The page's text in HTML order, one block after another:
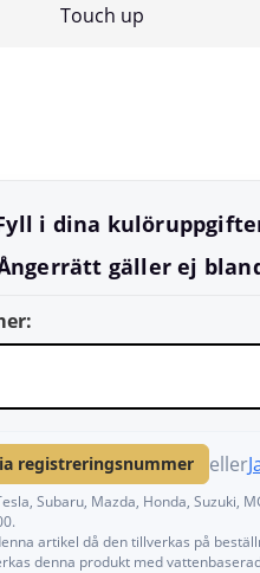
Touch up
i dina
gäller ej
registreringsnummer eller
Subaru, Mazda, Honda, Suzuki,
artikel då den tillverkas på
denna produkt med